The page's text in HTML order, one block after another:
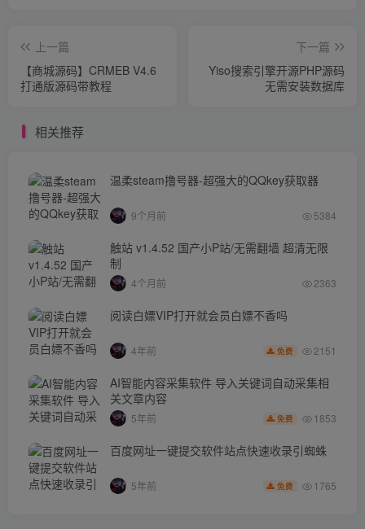
上一篇
【商城源码】CRMEB V4.6
打通版源码带教程
下一篇
Yiso搜索引擎开源PHP源码
无需安装数据库
相关推荐
温柔steam撸号器-超强大的QQkey获取器
9个月前 5384
触站 v1.4.52 国产小P站/无需翻墙 超清无限
制
4个月前 2363
阅读白嫖VIP打开就会员白嫖不香吗
4年前 免费 2151
AI智能内容采集软件 导入关键词自动采集相
关文章内容
5年前 免费 1853
百度网址一键提交软件站点快速收录引蜘蛛
5年前 免费 1765